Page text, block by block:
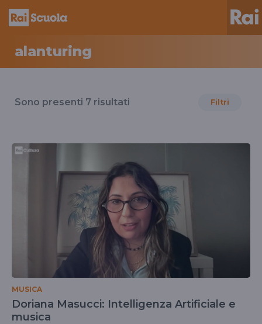
alanturing
il
alanturing
Sono presenti 7 risultati Filtri
MUSICA
Doriana Masucci: Intelligenza Artificiale e
musica